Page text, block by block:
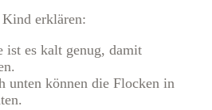
Kind erklären:
ist es kalt genug, damit
unten können die Flocken in